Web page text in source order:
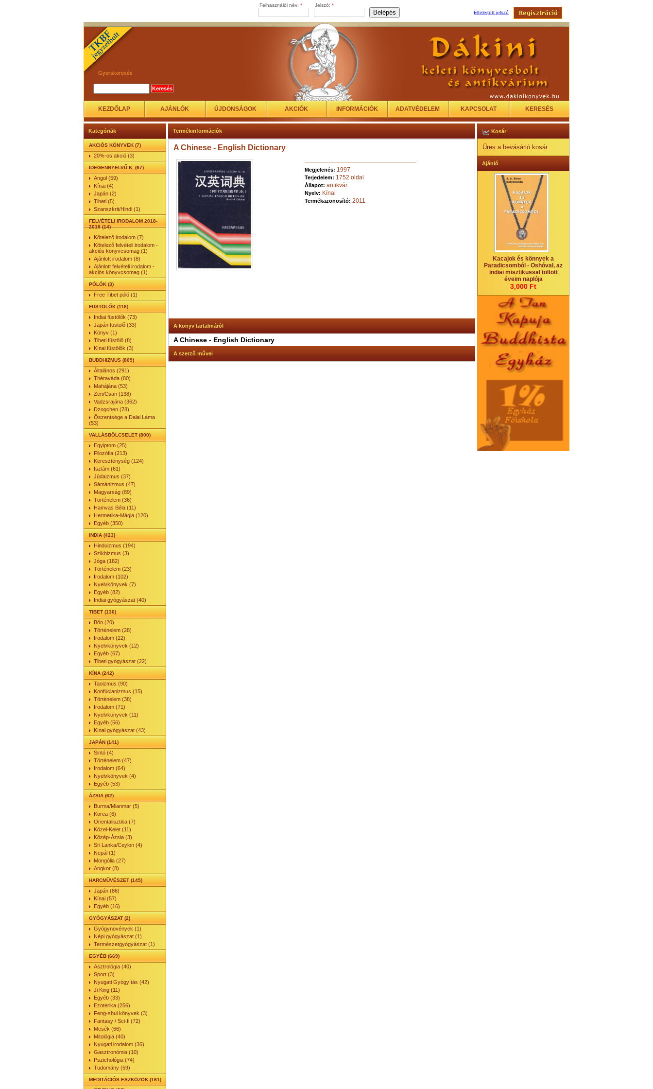
Felhasználói név: * Jelszó: *
Elfelejtett jelszó
Gyorskeresés
KEZDŐLAP AJÁNLÓK ÚJDONSÁGOK AKCIÓK INFORMÁCIÓK ADATVÉDELEM KAPCSOLAT KERESÉS
Kategóriák
AKCIÓS KÖNYVEK (7)
20%-os akció (3)
IDEGENNYELVŰ K. (67)
Angol (59)
Kínai (4)
Japán (2)
Tibeti (5)
Szanszkrit/Hindi (1)
FELVÉTELI IRODALOM 2018-
2019 (14)
Kötelező irodalom (7)
Kötelező felvételi irodalom -
akciós könyvcsomag (1)
Ajánlott irodalom (8)
Ajánlott felvételi irodalom -
akciós könyvcsomag (1)
PÓLÓK (3)
Free Tibet póló (1)
FÜSTÖLŐK (118)
Indiai füstölők (73)
Japán füstölő (33)
Könyv (1)
Tibeti füstölő (8)
Kínai füstölők (3)
BUDDHIZMUS (809)
Általános (291)
Théraváda (80)
Mahájána (53)
Zen/Csan (138)
Vadzsrajána (362)
Dzogchen (78)
Őszentsége a Dalai Láma
(53)
VALLÁSBÖLCSELET (800)
Egyiptom (25)
Filozófia (213)
Kereszténység (124)
Iszlám (61)
Júdaizmus (37)
Sámánizmus (47)
Magyarság (89)
Történelem (36)
Hamvas Béla (11)
Hermetika-Mágia (120)
Egyéb (350)
INDIA (423)
Hinduizmus (194)
Szikhizmus (3)
Jóga (182)
Történelem (23)
Irodalom (102)
Nyelvkönyvek (7)
Egyéb (82)
Indiai gyógyászat (40)
TIBET (130)
Bön (20)
Történelem (28)
Irodalom (22)
Nyelvkönyvek (12)
Egyéb (67)
Tibeti gyógyászat (22)
KÍNA (242)
Taoizmus (90)
Konfúcianizmus (15)
Történelem (38)
Irodalom (71)
Nyelvkönyvek (11)
Egyéb (56)
Kínai gyógyászat (43)
JAPÁN (141)
Sintó (4)
Történelem (47)
Irodalom (64)
Nyelvkönyvek (4)
Egyéb (53)
ÁZSIA (62)
Burma/Mianmar (5)
Korea (6)
Orientalisztika (7)
Közel-Kelet (11)
Közép-Ázsia (3)
Sri Lanka/Ceylon (4)
Nepál (1)
Mongólia (27)
Angkor (8)
HARCMŰVÉSZET (145)
Japán (86)
Kínai (57)
Egyéb (16)
GYÓGYÁSZAT (2)
Gyógynövények (1)
Népi gyógyászat (1)
Természetgyógyászat (1)
EGYÉB (669)
Asztrológia (40)
Sport (3)
Nyugati Gyógyítás (42)
Ji King (11)
Egyéb (33)
Ezoterika (256)
Feng-shui könyvek (3)
Fantasy / Sci-fi (72)
Mesék (66)
Mitológia (40)
Nyugati irodalom (36)
Gasztronómia (10)
Pszichológia (74)
Tudomány (59)
MEDITÁCIÓS ESZKÖZÖK (161)
Kosár
Üres a bevásárló kosár
Ajánló
Kacajok és könnyek a
Paradicsomból - Oshóval, az
indiai misztikussal töltött
éveim naplója
3,000 Ft
Termékinformációk
A Chinese - English Dictionary
Megjelenés: 1997
Terjedelem: 1752 oldal
Állapot: antikvár
Nyelv: Kínai
Termékazonosító: 2011
A könyv tartalmáról
A Chinese - English Dictionary
A szerző művei